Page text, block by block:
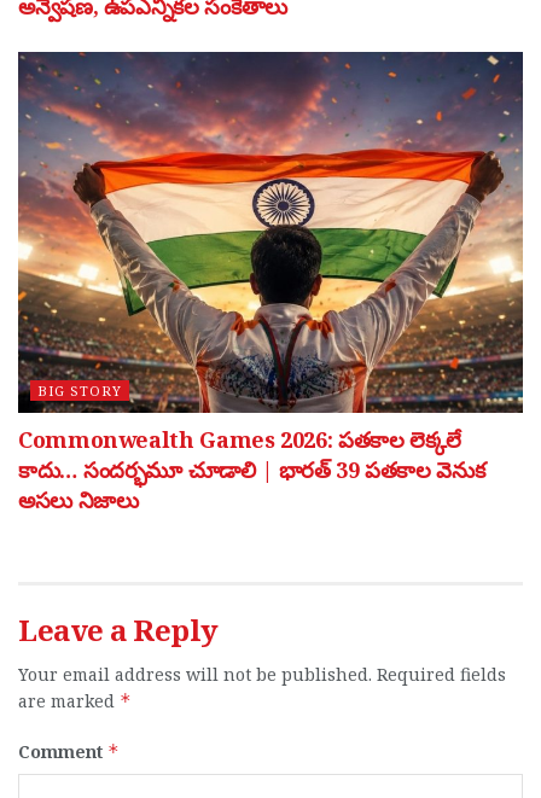
అన్వేషణ, ఉపఎన్నికల సంకేతాలు
BIG STORY
Commonwealth Games 2026: పతకాల లెక్కలే
కాదు… సందర్భమూ చూడాలి | భారత్ 39 పతకాల వెనుక
అసలు నిజాలు
Leave a Reply
Your email address will not be published. Required fields
are marked *
Comment *